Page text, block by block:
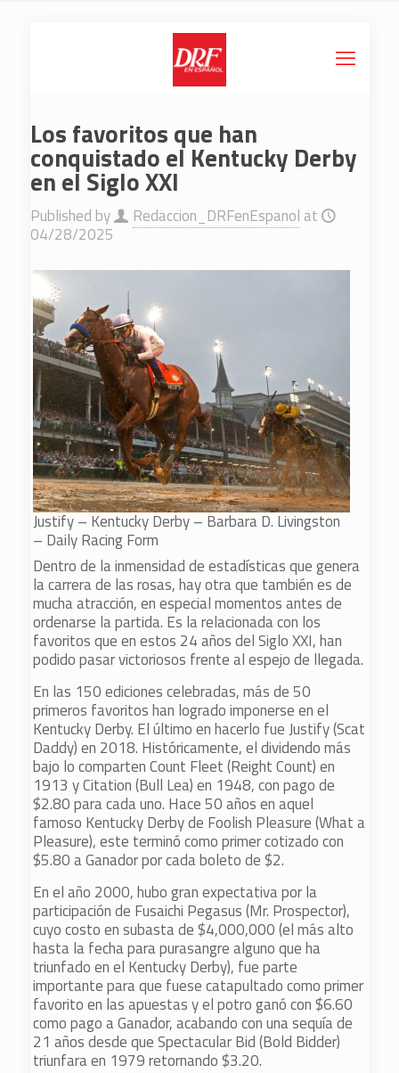
Los favoritos que han
conquistado el Kentucky Derby
en el Siglo XXI
Published by Redaccion_DRFenEspanol at
04/28/2025
Justify – Kentucky Derby – Barbara D. Livingston
– Daily Racing Form
Dentro de la inmensidad de estadísticas que genera
la carrera de las rosas, hay otra que también es de
mucha atracción, en especial momentos antes de
ordenarse la partida. Es la relacionada con los
favoritos que en estos 24 años del Siglo XXI, han
podido pasar victoriosos frente al espejo de llegada.
En las 150 ediciones celebradas, más de 50
primeros favoritos han logrado imponerse en el
Kentucky Derby. El último en hacerlo fue Justify (Scat
Daddy) en 2018. Históricamente, el dividendo más
bajo lo comparten Count Fleet (Reight Count) en
1913 y Citation (Bull Lea) en 1948, con pago de
$2.80 para cada uno. Hace 50 años en aquel
famoso Kentucky Derby de Foolish Pleasure (What a
Pleasure), este terminó como primer cotizado con
$5.80 a Ganador por cada boleto de $2.
En el año 2000, hubo gran expectativa por la
participación de Fusaichi Pegasus (Mr. Prospector),
cuyo costo en subasta de $4,000,000 (el más alto
hasta la fecha para purasangre alguno que ha
triunfado en el Kentucky Derby), fue parte
importante para que fuese catapultado como primer
favorito en las apuestas y el potro ganó con $6.60
como pago a Ganador, acabando con una sequía de
21 años desde que Spectacular Bid (Bold Bidder)
triunfara en 1979 retornando $3.20.